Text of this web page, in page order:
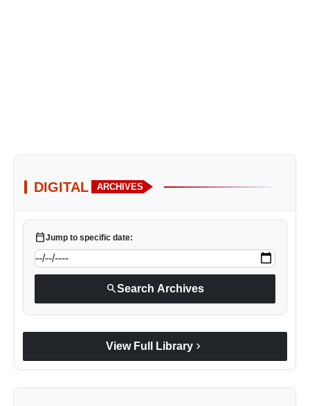
DIGITAL ARCHIVES
calendar_todayJump to specific date:
searchSearch Archives
View Full Library chevron_right